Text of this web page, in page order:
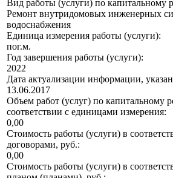
Вид работы (услуги) по капитальному
Ремонт внутридомовых инженерных
водоснабжения
Единица измерения работы (услуги):
пог.м.
Год завершения работы (услуги):
2022
Дата актуализации информации,
13.06.2017
Объем работ (услуг) по капитальному
соответствии с единицами измерения:
0,00
Стоимость работы (услуги) в
договорами, руб.:
0,00
Стоимость работы (услуги) в